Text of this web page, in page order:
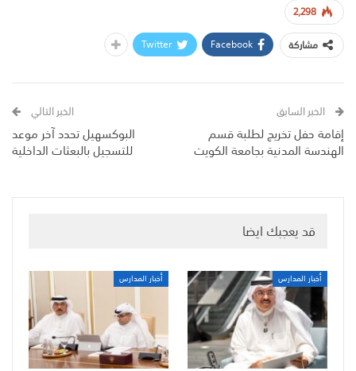
2,298
مشاركة
Facebook
Twitter
الخبر السابق
إقامة حفل تخريج لطلبة قسم
الهندسة المدنية بجامعة الكويت
الخبر التالي
البوكسهيل تحدد آخر موعد
للتسجيل بالبعثات الداخلية
قد يعجبك ايضا
أخبار المدارس أخبار المدارس